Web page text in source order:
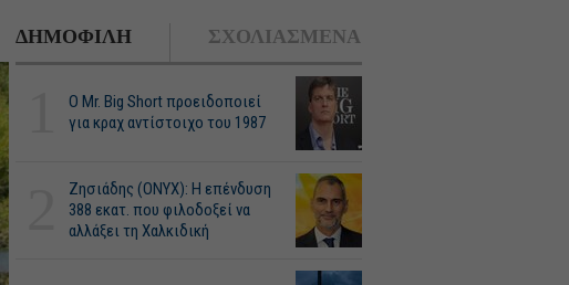
ΔΗΜΟΦΙΛΗ ΣΧΟΛΙΑΣΜΕΝΑ
O Mr. Big Short προειδοποιεί
για κραχ αντίστοιχο του 1987
Ζησιάδης (ONYX): Η επένδυση
388 εκατ. που φιλοδοξεί να
αλλάξει τη Χαλκιδική